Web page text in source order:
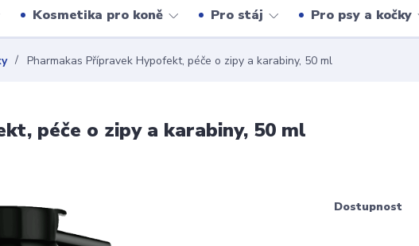
Kosmetika pro koně Pro stáj Pro psy a kočky
Pharmakas Přípravek Hypofekt, péče o zipy a karabiny, 50 ml
péče o zipy a karabiny, 50 ml
Dostupnost